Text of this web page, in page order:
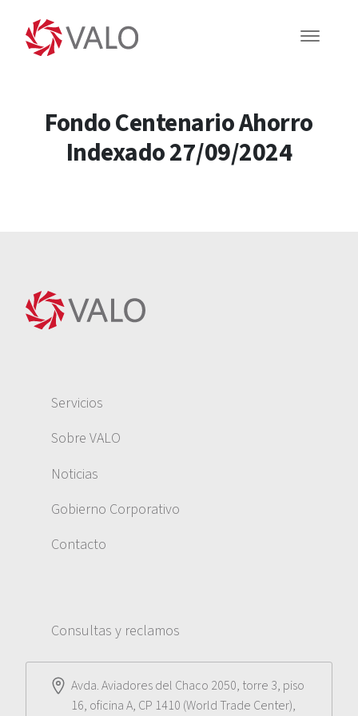
Fondo Centenario Ahorro
Indexado 27/09/2024
Servicios
Sobre VALO
Noticias
Gobierno Corporativo
Contacto
Consultas y reclamos
Avda. Aviadores del Chaco 2050, torre 3, piso
16, oficina A, CP 1410 (World Trade Center),